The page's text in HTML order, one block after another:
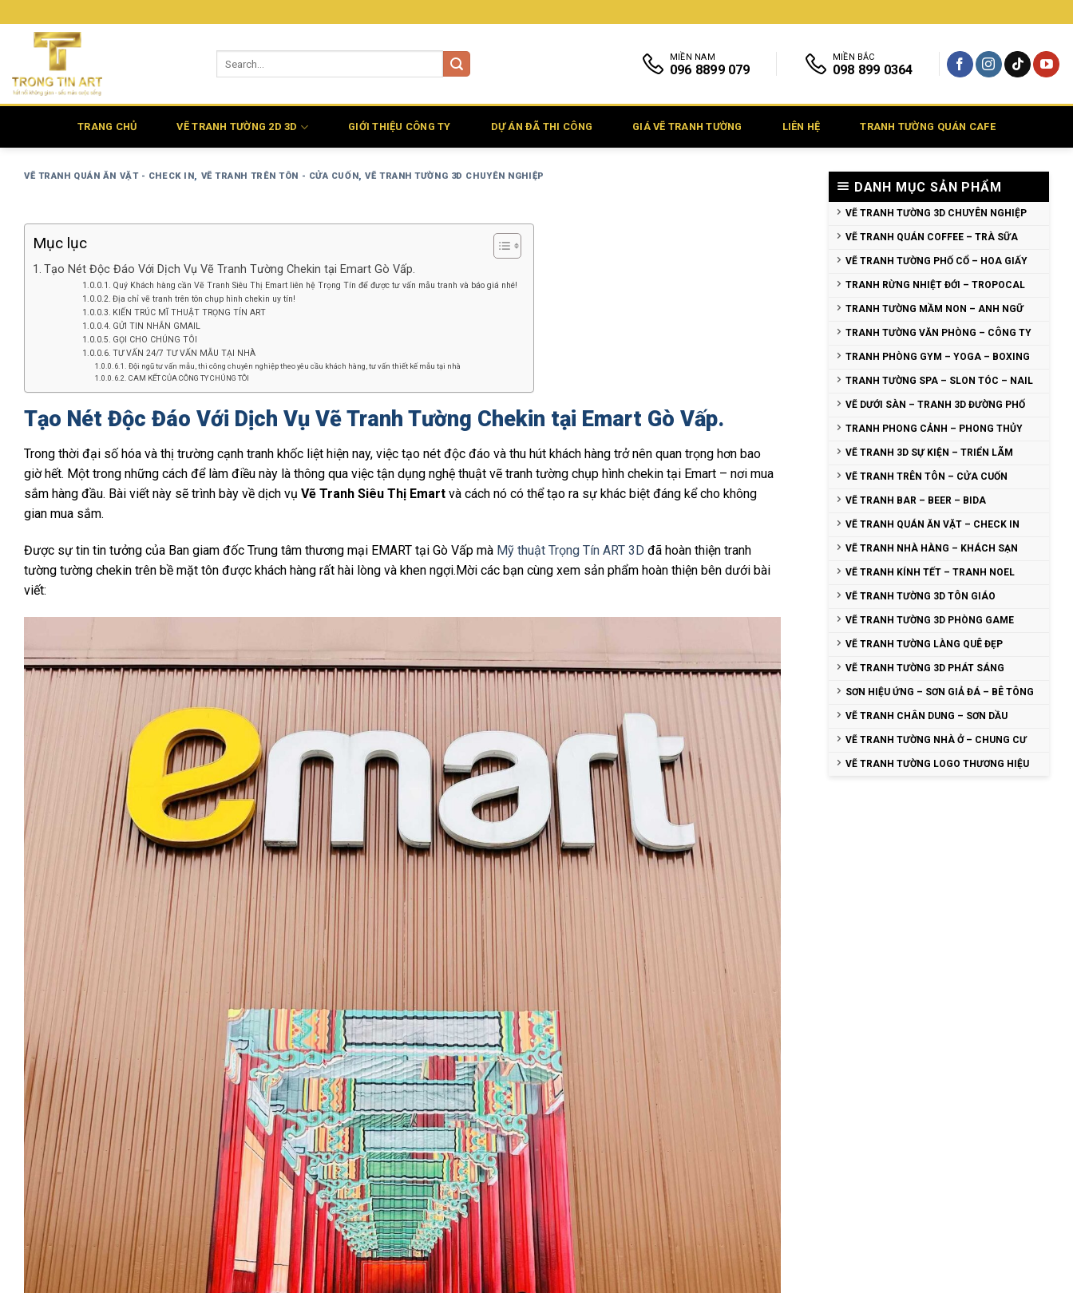
qua
MIỀN NAM
096 8899 079
MIỀN BẮC
098 899 0364
TRANG CHỦ VẼ TRANH TƯỜNG 2D 3D GIỚI THIỆU CÔNG TY DỰ ÁN ĐÃ THI CÔNG GIÁ VẼ TRANH TƯỜNG LIÊN HỆ TRANH TƯỜNG QUÁN CAFE
VẼ TRANH QUÁN ĂN VẶT - CHECK IN, VẼ TRANH TRÊN TÔN - CỬA CUỐN,VẼ TRANH TƯỜNG 3D CHUYÊN NGHIỆP
Mục lục
Tạo Nét Độc Đáo Với Dịch Vụ Vẽ Tranh Tường Chekin tại Emart Gò Vấp.
Quý Khách hàng cần Vẽ Tranh Siêu Thị Emart liên hệ Trọng Tín để được tư vấn mẫu tranh và báo giá nhé!
Địa chỉ vẽ tranh trên tôn chụp hình chekin uy tín!
KIẾN TRÚC MĨ THUẬT TRỌNG TÍN ART
GỬI TIN NHẮN GMAIL
GỌI CHO CHÚNG TÔI
TƯ VẤN 24/7 TƯ VẤN MẪU TẠI NHÀ
Đội ngũ tư vấn mẫu, thi công chuyên nghiệp theo yêu cầu khách hàng, tư vấn thiết kế mẫu tại nhà
CAM KẾT CỦA CÔNG TY CHÚNG TÔI
Tạo Nét Độc Đáo Với Dịch Vụ Vẽ Tranh Tường Chekin tại Emart Gò Vấp.
Trong thời đại số hóa và thị trường cạnh tranh khốc liệt hiện nay, việc tạo nét độc đáo và thu hút khách hàng trở nên quan trọng hơn bao
giờ hết. Một trong những cách để làm điều này là thông qua việc tận dụng nghệ thuật vẽ tranh tường chụp hình chekin tại Emart – nơi mua
sắm hàng đầu. Bài viết này sẽ trình bày về dịch vụ Vẽ Tranh Siêu Thị Emart và cách nó có thể tạo ra sự khác biệt đáng kể cho không
gian mua sắm.
Được sự tin tin tưởng của Ban giam đốc Trung tâm thương mại EMART tại Gò Vấp mà Mỹ thuật Trọng Tín ART 3D đã hoàn thiện tranh
tường tường chekin trên bề mặt tôn được khách hàng rất hài lòng và khen ngợi.Mời các bạn cùng xem sản phẩm hoàn thiện bên dưới bài
viết:
DANH MỤC SẢN PHẨM
VẼ TRANH TƯỜNG 3D CHUYÊN NGHIỆP
VẼ TRANH QUÁN COFFEE – TRÀ SỮA
VẼ TRANH TƯỜNG PHỐ CỔ – HOA GIẤY
TRANH RỪNG NHIỆT ĐỚI – TROPOCAL
TRANH TƯỜNG MẦM NON – ANH NGỮ
TRANH TƯỜNG VĂN PHÒNG – CÔNG TY
TRANH PHÒNG GYM – YOGA – BOXING
TRANH TƯỜNG SPA – SLON TÓC – NAIL
VẼ DƯỚI SÀN – TRANH 3D ĐƯỜNG PHỐ
TRANH PHONG CẢNH – PHONG THỦY
VẼ TRANH 3D SỰ KIỆN – TRIỂN LÃM
VẼ TRANH TRÊN TÔN – CỬA CUỐN
VẼ TRANH BAR – BEER – BIDA
VẼ TRANH QUÁN ĂN VẶT – CHECK IN
VẼ TRANH NHÀ HÀNG – KHÁCH SẠN
VẼ TRANH KÍNH TẾT – TRANH NOEL
VẼ TRANH TƯỜNG 3D TÔN GIÁO
VẼ TRANH TƯỜNG 3D PHÒNG GAME
VẼ TRANH TƯỜNG LÀNG QUÊ ĐẸP
VẼ TRANH TƯỜNG 3D PHÁT SÁNG
SƠN HIỆU ỨNG – SƠN GIẢ ĐÁ – BÊ TÔNG
VẼ TRANH CHÂN DUNG – SƠN DẦU
VẼ TRANH TƯỜNG NHÀ Ở – CHUNG CƯ
VẼ TRANH TƯỜNG LOGO THƯƠNG HIỆU